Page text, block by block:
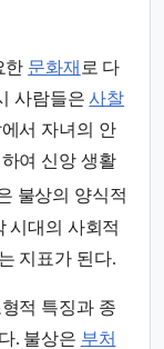
한 문화재 로 다
사람들은사찰
서 자녀의 안
여 신앙 생활
불상의 양식적
시대의 사회적
지표가 된다.
적 특징과 종
. 불상은 부처